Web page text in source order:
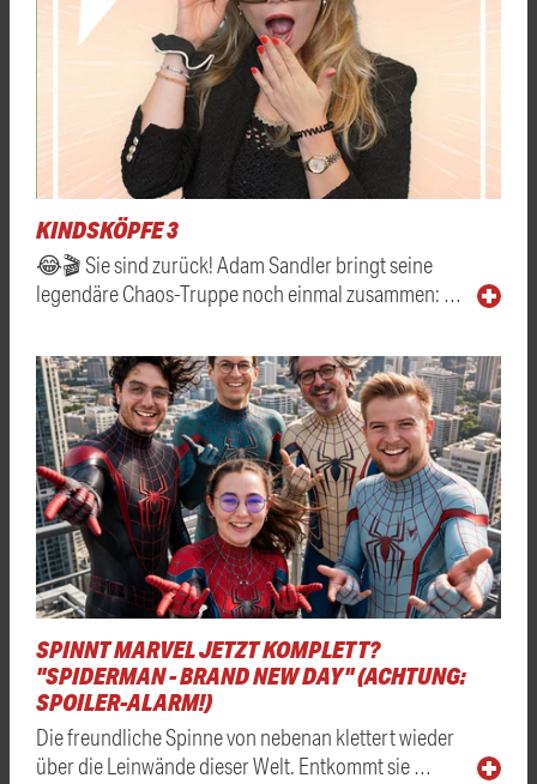
KINDSKÖPFE 3
😂🎬 Sie sind zurück! Adam Sandler bringt seine
legendäre Chaos-Truppe noch einmal zusammen: …
SPINNT MARVEL JETZT KOMPLETT?
"SPIDERMAN - BRAND NEW DAY" (ACHTUNG:
SPOILER-ALARM!)
Die freundliche Spinne von nebenan klettert wieder
über die Leinwände dieser Welt. Entkommt sie …